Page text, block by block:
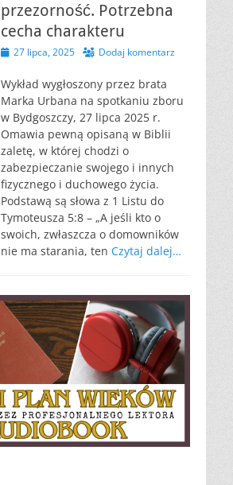
przezorność. Potrzebna
cecha charakteru
Opublikowano
27 lipca, 2025 Dodaj komentarz
Wykład wygłoszony przez brata
Marka Urbana na spotkaniu zboru
w Bydgoszczy, 27 lipca 2025 r.
Omawia pewną opisaną w Biblii
zaletę, w której chodzi o
zabezpieczanie swojego i innych
fizycznego i duchowego życia.
Podstawą są słowa z 1 Listu do
Tymoteusza 5:8 – „A jeśli kto o
swoich, zwłaszcza o domowników
nie ma starania, ten Czytaj dalej…